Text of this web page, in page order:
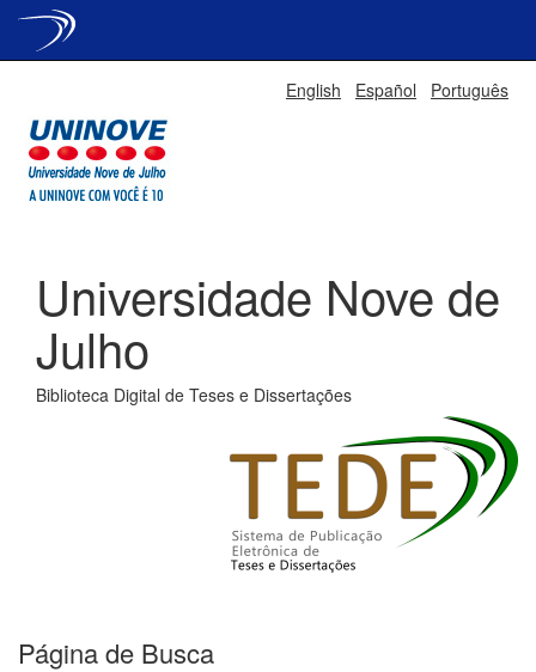
English Español Português
Universidade Nove de
Julho
Biblioteca Digital de Teses e Dissertações
Página de Busca